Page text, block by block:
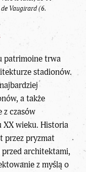
Vaugirard (6.
patrimoine trwa
stadionów.
a także
z czasów
XX wieku. Historia
przez pryzmat
architektami,
z myślą o